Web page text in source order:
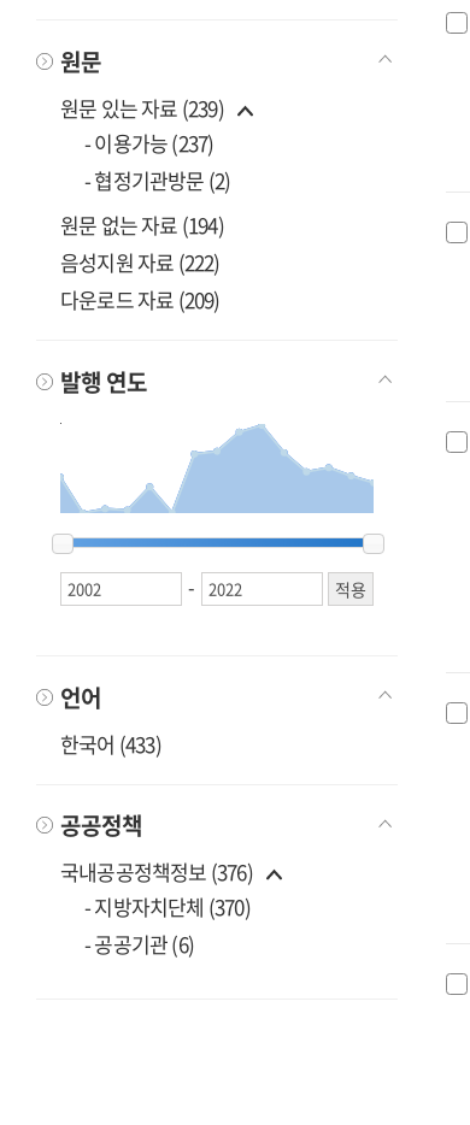
원문
원문 있는 자료 (239)
- 이용가능 (237)
- 협정기관방문 (2)
원문 없는 자료 (194)
음성지원 자료 (222)
다운로드 자료 (209)
발행 연도
-
언어
한국어 (433)
공공정책
국내공공정책정보 (376)
- 지방자치단체 (370)
- 공공기관 (6)